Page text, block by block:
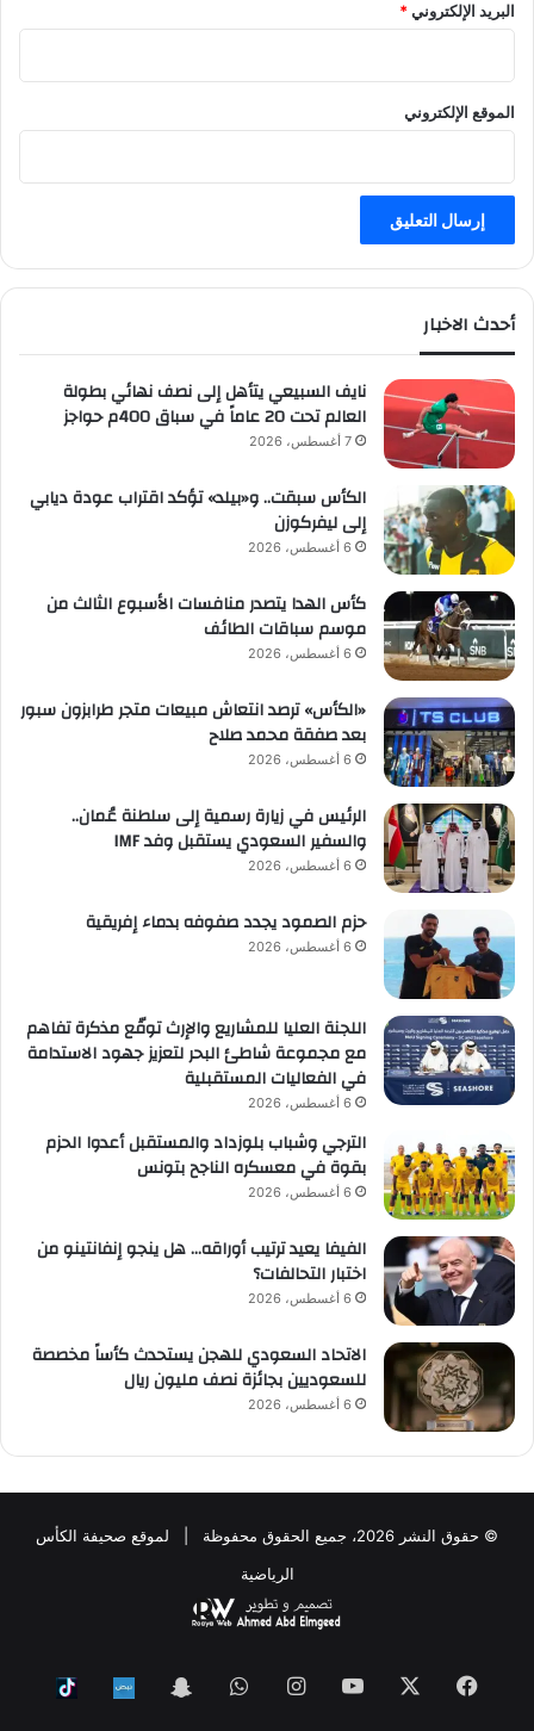
البريد الإلكتروني*
الموقع الإلكتروني
أحدث الاخبار
نايف السبيعي يتأهل إلى نصف نهائي بطولة
العالم تحت 20 عاماً في سباق 400م حواجز
7 أغسطس، 2026
الكأس سبقت.. و«بيلد» تؤكد اقتراب عودة ديابي
إلى ليفركوزن
6 أغسطس، 2026
كأس الهدا يتصدر منافسات الأسبوع الثالث من
موسم سباقات الطائف
6 أغسطس، 2026
«الكأس» ترصد انتعاش مبيعات متجر طرابزون سبور
بعد صفقة محمد صلاح
6 أغسطس، 2026
الرئيس في زيارة رسمية إلى سلطنة عُمان..
والسفير السعودي يستقبل وفد IMF
6 أغسطس، 2026
حزم الصمود يجدد صفوفه بدماء إفريقية
6 أغسطس، 2026
اللجنة العليا للمشاريع والإرث توقّع مذكرة تفاهم
مع مجموعة شاطئ البحر لتعزيز جهود الاستدامة
في الفعاليات المستقبلية
6 أغسطس، 2026
الترجي وشباب بلوزداد والمستقبل أعدوا الحزم
بقوة في معسكره الناجح بتونس
6 أغسطس، 2026
الفيفا يعيد ترتيب أوراقه… هل ينجو إنفانتينو من
اختبار التحالفات؟
6 أغسطس، 2026
الاتحاد السعودي للهجن يستحدث كأساً مخصصة
للسعوديين بجائزة نصف مليون ريال
6 أغسطس، 2026
© حقوق النشر 2026، جميع الحقوق محفوظة | لموقع صحيفة الكأس
الرياضية
فيسبوك ‫YouTubeانستقرامواتساب Snapchat
Nabd